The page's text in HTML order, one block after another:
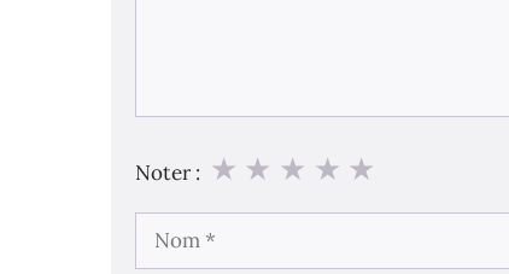
Noter : ★
★
★
★
★